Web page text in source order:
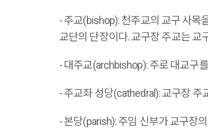
- 주교(bishop): 천주교의 교구 사목
교단의 단장이다. 교구장 주교는 교
- 대주교(archbishop): 주로 대교구
- 주교좌 성당(cathedral): 교구장 주
- 본당(parish): 주임 신부가 교구장